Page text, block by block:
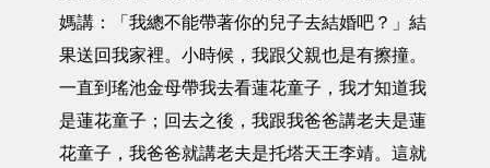
媽講：「我總不能帶著你的兒子去結婚吧？」結
果送回我家裡。小時候，我跟父親也是有擦撞。
一直到瑤池金母帶我去看蓮花童子，我才知道我
是蓮花童子；回去之後，我跟我爸爸講老夫是蓮
花童子，我爸爸就講老夫是托塔天王李靖。這就